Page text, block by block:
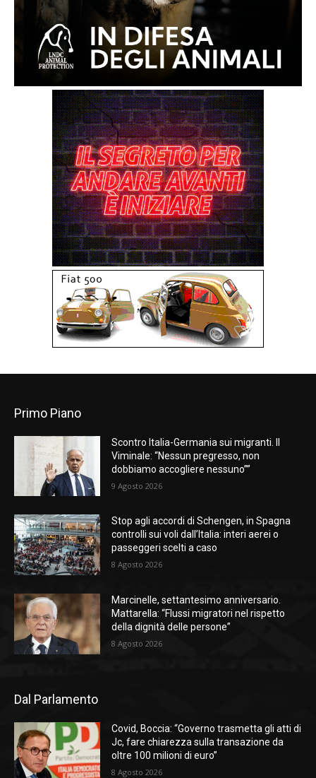
Primo Piano
Scontro Italia-Germania sui migranti. Il
Viminale: “Nessun pregresso, non
dobbiamo accogliere nessuno””
9 Agosto 2026
Stop agli accordi di Schengen, in Spagna
controlli sui voli dall’Italia: interi aerei o
passeggeri scelti a caso
8 Agosto 2026
Marcinelle, settantesimo anniversario.
Mattarella: “Flussi migratori nel rispetto
della dignità delle persone”
8 Agosto 2026
Dal Parlamento
Covid, Boccia: “Governo trasmetta gli atti di
Jc, fare chiarezza sulla transazione da
oltre 100 milioni di euro”
8 Agosto 2026